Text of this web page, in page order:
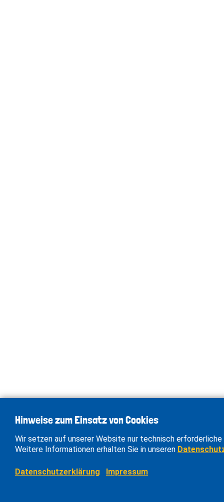
Hinweise zum Einsatz von Cookies
Wir setzen auf unserer Website nur technisch erforderliche
Weitere Informationen erhalten Sie in unseren
Datenschutzerklärung Impressum